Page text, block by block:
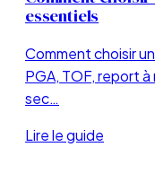
essentiels
Comment choisir
PGA, TOF, report
sec…
Lire le guide